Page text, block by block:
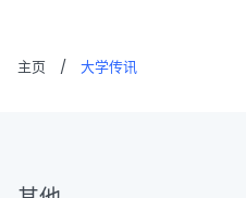
主页 / 大学传讯